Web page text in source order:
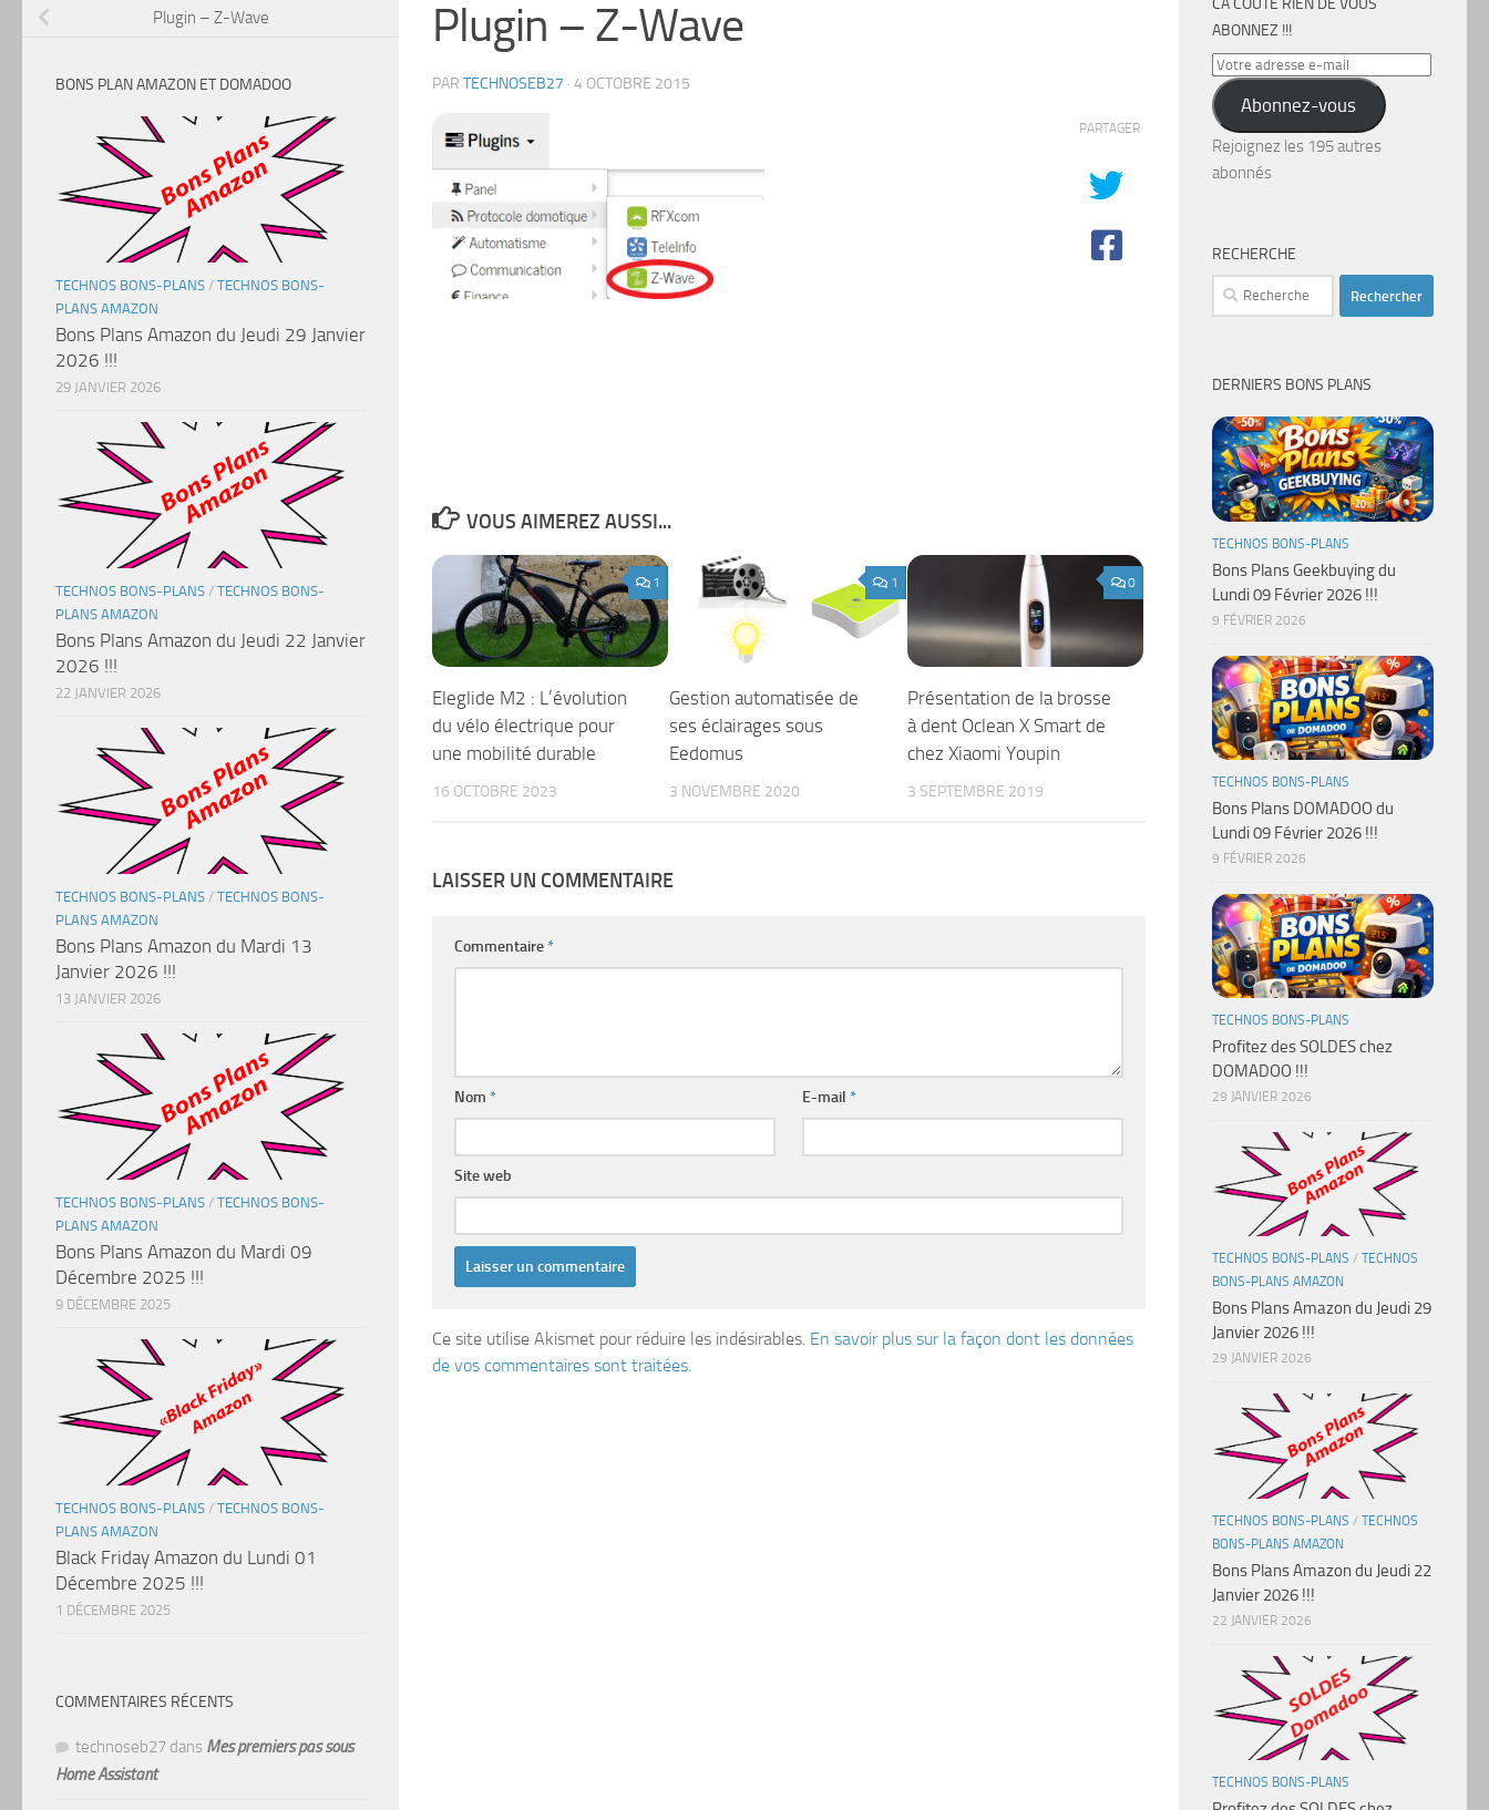
Plugin – Z-Wave
PAR TECHNOSEB27 · 4 OCTOBRE 2015
PARTAGER
VOUS AIMEREZ AUSSI...
1
Eleglide M2 : L’évolution
du vélo électrique pour
une mobilité durable
16 OCTOBRE 2023
1
Gestion automatisée de
ses éclairages sous
Eedomus
3 NOVEMBRE 2020
0
Présentation de la brosse
à dent Oclean X Smart de
chez Xiaomi Youpin
3 SEPTEMBRE 2019
LAISSER UN COMMENTAIRE
Commentaire*
Nom * E-mail*
Site web
Ce site utilise Akismet pour réduire les indésirables. En savoir plus sur la façon dont les données
de vos commentaires sont traitées
Plugin – Z-Wave
BONS PLAN AMAZON ET DOMADOO
TECHNOS BONS-PLANS / TECHNOS BONS-
PLANS AMAZON
Bons Plans Amazon du Jeudi 29 Janvier
2026 !!!
29 JANVIER 2026
TECHNOS BONS-PLANS / TECHNOS BONS-
PLANS AMAZON
Bons Plans Amazon du Jeudi 22 Janvier
2026 !!!
22 JANVIER 2026
TECHNOS BONS-PLANS / TECHNOS BONS-
PLANS AMAZON
Bons Plans Amazon du Mardi 13
Janvier 2026 !!!
13 JANVIER 2026
TECHNOS BONS-PLANS / TECHNOS BONS-
PLANS AMAZON
Bons Plans Amazon du Mardi 09
Décembre 2025 !!!
9 DÉCEMBRE 2025
TECHNOS BONS-PLANS / TECHNOS BONS-
PLANS AMAZON
Black Friday Amazon du Lundi 01
Décembre 2025 !!!
1 DÉCEMBRE 2025
COMMENTAIRES RÉCENTS
technoseb27 dans Mes premiers pas sous
Home Assistant
CA COÛTE RIEN DE VOUS
ABONNEZ !!!
Votre
adresse
e-
mail
Abonnez-vous
Rejoignez les 195 autres
abonnés
RECHERCHE
Rechercher :
DERNIERS BONS PLANS
TECHNOS BONS-PLANS
Bons Plans Geekbuying du
Lundi 09 Février 2026 !!!
9 FÉVRIER 2026
TECHNOS BONS-PLANS
Bons Plans DOMADOO du
Lundi 09 Février 2026 !!!
9 FÉVRIER 2026
TECHNOS BONS-PLANS
Profitez des SOLDES chez
DOMADOO !!!
29 JANVIER 2026
TECHNOS BONS-PLANS / TECHNOS
BONS-PLANS AMAZON
Bons Plans Amazon du Jeudi 29
Janvier 2026 !!!
29 JANVIER 2026
TECHNOS BONS-PLANS / TECHNOS
BONS-PLANS AMAZON
Bons Plans Amazon du Jeudi 22
Janvier 2026 !!!
22 JANVIER 2026
TECHNOS BONS-PLANS